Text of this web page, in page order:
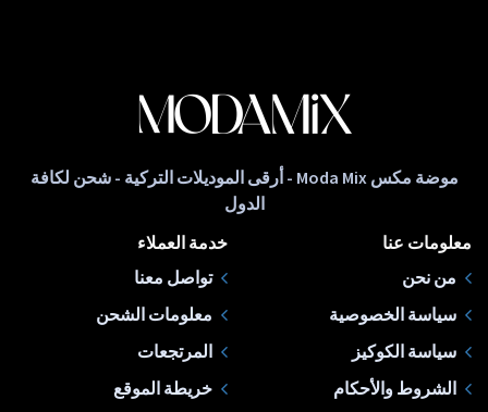
موضة مكس Moda Mix - أرقى الموديلات التركية - شحن لكافة
الدول
معلومات عنا
من نحن
سياسة الخصوصية
سياسة الكوكيز
الشروط والأحكام
خدمة العملاء
تواصل معنا
معلومات الشحن
المرتجعات
خريطة الموقع